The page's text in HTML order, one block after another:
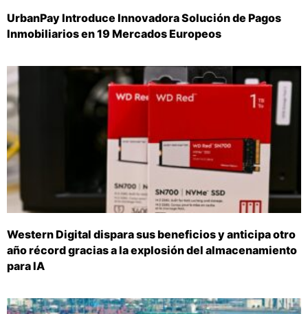
UrbanPay Introduce Innovadora Solución de Pagos
Inmobiliarios en 19 Mercados Europeos
Western Digital dispara sus beneficios y anticipa otro
año récord gracias a la explosión del almacenamiento
para IA